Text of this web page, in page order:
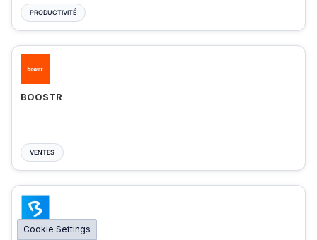
PRODUCTIVITÉ
BOOSTR
VENTES
BIGMARKER
Cookie Settings